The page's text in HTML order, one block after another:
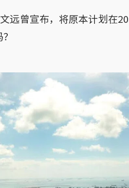
远曾宣布，将原本计划在